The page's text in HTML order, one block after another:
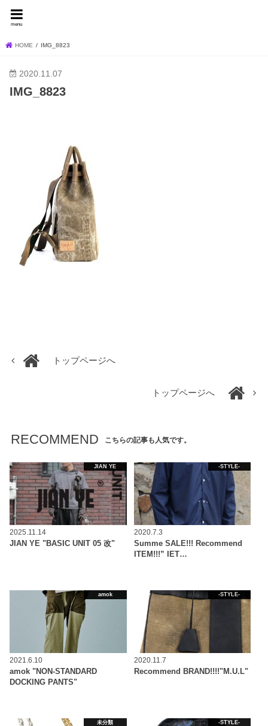
menu
HOME IMG_8823
2020.11.07
IMG_8823
トップページへ
トップページへ
RECOMMEND こちらの記事も人気です。
JIAN YE
2025.11.14
JIAN YE "BASIC UNIT 05 改"
-STYLE-
2020.7.3
Summe SALE!!! Recommend
ITEM!!!” IET…
amok
2021.6.10
amok "NON-STANDARD
DOCKING PANTS"
-STYLE-
2020.11.7
Recommend BRAND!!!!"M.U.L"
未分類 -STYLE-